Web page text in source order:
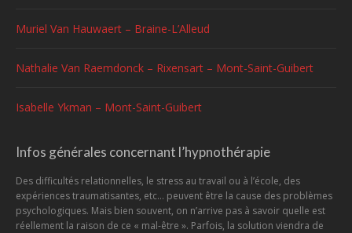
Muriel Van Hauwaert – Braine-L’Alleud
Nathalie Van Raemdonck – Rixensart – Mont-Saint-Guibert
Isabelle Ykman – Mont-Saint-Guibert
Infos générales concernant l’hypnothérapie
Des difficultés relationnelles, le stress au travail ou à l’école, des
expériences traumatisantes, etc... peuvent être la cause des problèmes
psychologiques. Mais bien souvent, on n’arrive pas à savoir quelle est
réellement la raison de ce « mal-être ». Parfois, la solution viendra de